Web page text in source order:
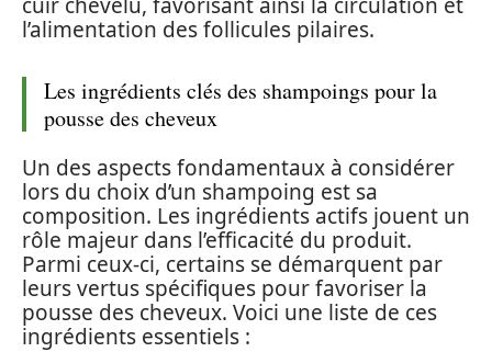
l’alimentation des follicules pilaires.
Les ingrédients clés des shampoings pour la
pousse des cheveux
Un des aspects fondamentaux à considérer
lors du choix d’un shampoing est sa
composition. Les ingrédients actifs jouent un
rôle majeur dans l’efficacité du produit.
Parmi ceux-ci, certains se démarquent par
leurs vertus spécifiques pour favoriser la
pousse des cheveux. Voici une liste de ces
ingrédients essentiels :